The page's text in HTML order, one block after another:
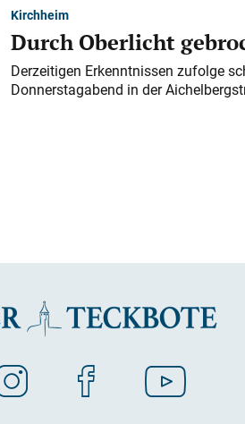
Kirchheim
Durch Oberlicht
Derzeitigen Erkenntnissen zufolge
Donnerstagabend in der